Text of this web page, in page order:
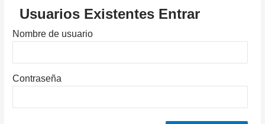
Usuarios Existentes Entrar
Nombre de usuario
Contraseña